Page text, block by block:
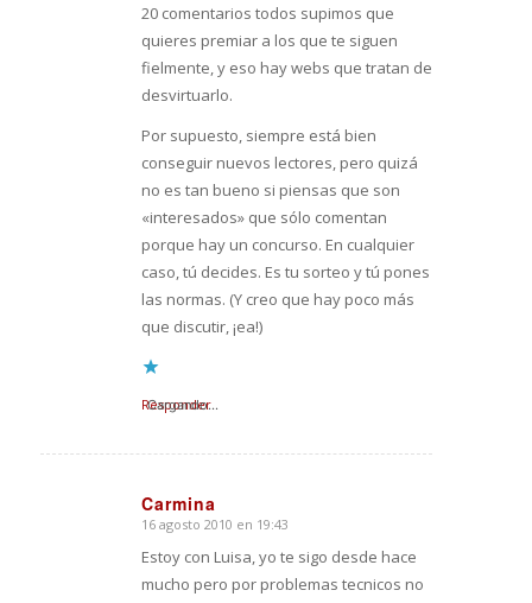
20 comentarios todos supimos que
quieres premiar a los que te siguen
fielmente, y eso hay webs que tratan de
desvirtuarlo.
Por supuesto, siempre está bien
conseguir nuevos lectores, pero quizá
no es tan bueno si piensas que son
«interesados» que sólo comentan
porque hay un concurso. En cualquier
caso, tú decides. Es tu sorteo y tú pones
las normas. (Y creo que hay poco más
que discutir, ¡ea!)
Cargando...
Responder
Carmina
Dice:
16 agosto 2010 en 19:43
Estoy con Luisa, yo te sigo desde hace
mucho pero por problemas tecnicos no